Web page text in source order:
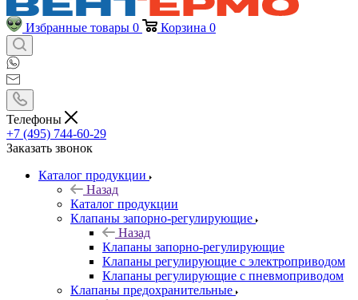
Избранные товары 0 Корзина 0
Телефоны
+7 (495) 744-60-29
Заказать звонок
Каталог продукции
Назад
Каталог продукции
Клапаны запорно-регулирующие
Назад
Клапаны запорно-регулирующие
Клапаны регулирующие с электроприводом
Клапаны регулирующие с пневмоприводом
Клапаны предохранительные